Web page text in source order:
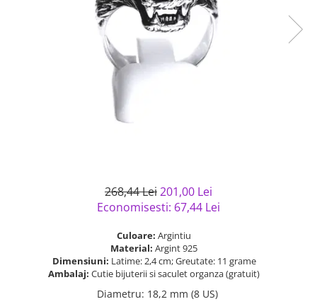
Bijuterii argint placat cu aur
Bijuterii argint cu diverse
Bijuterii argint cu murano
Bijuterii gotice si rock
Casete si cutii de bijuterii
Solutii si lavete de curatare
268,44 Lei201,00 Lei
Economisesti: 67,44 Lei
Culoare: Argintiu
Material: Argint 925
Dimensiuni: Latime: 2,4 cm; Greutate: 11 grame
Ambalaj: Cutie bijuterii si saculet organza (gratuit)
Diametru: 18,2 mm (8 US)